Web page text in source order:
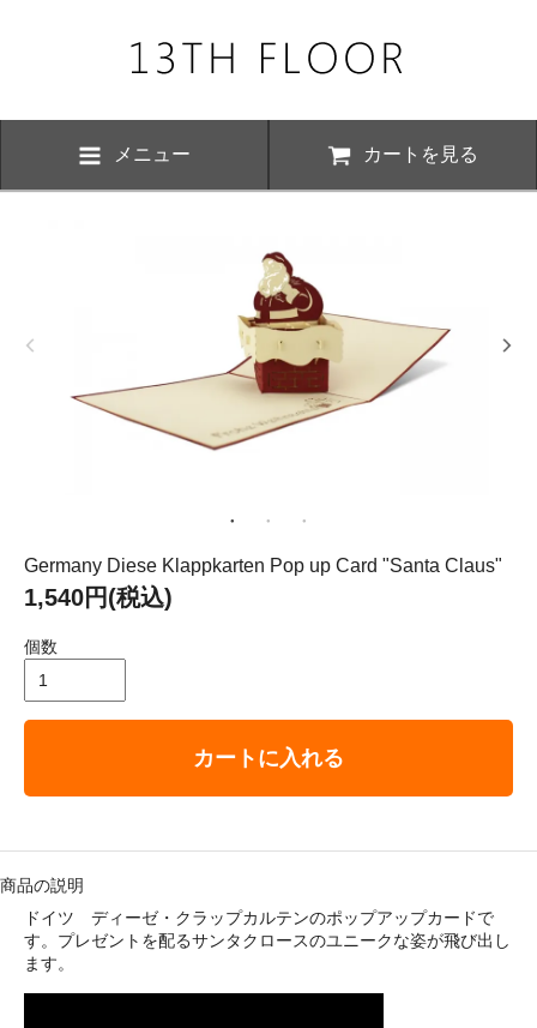
メニュー カートを見る
Germany Diese Klappkarten Pop up Card "Santa Claus"
1,540円(税込)
個数
カートに入れる
商品の説明
ドイツ ディーゼ・クラップカルテンのポップアップカードで
す。プレゼントを配るサンタクロースのユニークな姿が飛び出し
ます。
リ メニュ
テーブルウェア
アート・カルチャー